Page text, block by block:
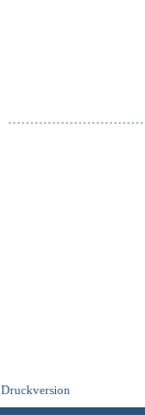
Druckversion